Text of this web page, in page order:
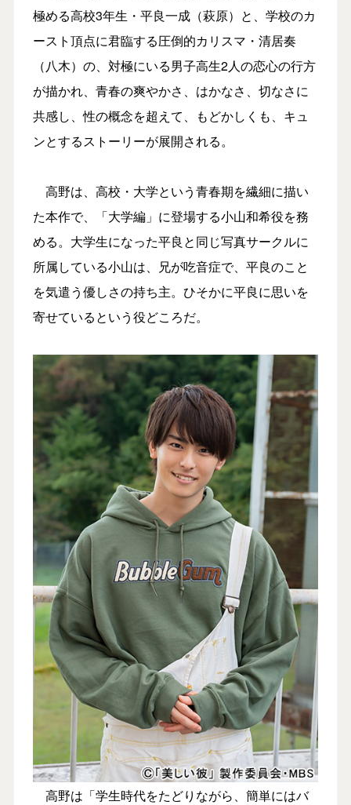
極める高校3年生・平良一成（萩原）と、学校のカ
ースト頂点に君臨する圧倒的カリスマ・清居奏
（八木）の、対極にいる男子高生2人の恋心の行方
が描かれ、青春の爽やかさ、はかなさ、切なさに
共感し、性の概念を超えて、もどかしくも、キュ
ンとするストーリーが展開される。
高野は、高校・大学という青春期を繊細に描い
た本作で、「大学編」に登場する小山和希役を務
める。大学生になった平良と同じ写真サークルに
所属している小山は、兄が吃音症で、平良のこと
を気遣う優しさの持ち主。ひそかに平良に思いを
寄せているという役どころだ。
高野は「学生時代をたどりながら、簡単にはバ